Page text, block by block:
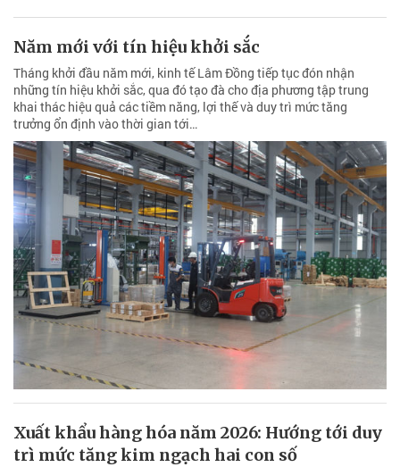
Năm mới với tín hiệu khởi sắc
Tháng khởi đầu năm mới, kinh tế Lâm Đồng tiếp tục đón nhận
những tín hiệu khởi sắc, qua đó tạo đà cho địa phương tập trung
khai thác hiệu quả các tiềm năng, lợi thế và duy trì mức tăng
trưởng ổn định vào thời gian tới…
Xuất khẩu hàng hóa năm 2026: Hướng tới duy
trì mức tăng kim ngạch hai con số